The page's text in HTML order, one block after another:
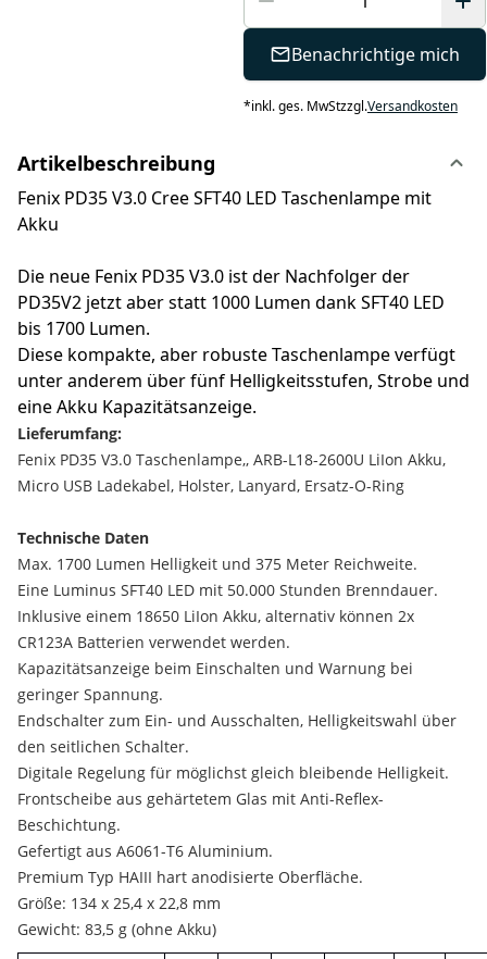
Benachrichtige mich
*inkl. ges. MwStzzgl.Versandkosten
Artikelbeschreibung
Fenix PD35 V3.0 Cree SFT40 LED Taschenlampe mit
Akku
Die neue Fenix PD35 V3.0 ist der Nachfolger der
PD35V2 jetzt aber statt 1000 Lumen dank SFT40 LED
bis 1700 Lumen.
Diese kompakte, aber robuste Taschenlampe verfügt
unter anderem über fünf Helligkeitsstufen, Strobe und
eine Akku Kapazitätsanzeige.
Lieferumfang:
Fenix PD35 V3.0 Taschenlampe,, ARB-L18-2600U LiIon Akku,
Micro USB Ladekabel, Holster, Lanyard, Ersatz-O-Ring
Technische Daten
Max. 1700 Lumen Helligkeit und 375 Meter Reichweite.
Eine Luminus SFT40 LED mit 50.000 Stunden Brenndauer.
Inklusive einem 18650 LiIon Akku, alternativ können 2x
CR123A Batterien verwendet werden.
Kapazitätsanzeige beim Einschalten und Warnung bei
geringer Spannung.
Endschalter zum Ein- und Ausschalten, Helligkeitswahl über
den seitlichen Schalter.
Digitale Regelung für möglichst gleich bleibende Helligkeit.
Frontscheibe aus gehärtetem Glas mit Anti-Reflex-
Beschichtung.
Gefertigt aus A6061-T6 Aluminium.
Premium Typ HAIII hart anodisierte Oberfläche.
Größe: 134 x 25,4 x 22,8 mm
Gewicht: 83,5 g (ohne Akku)